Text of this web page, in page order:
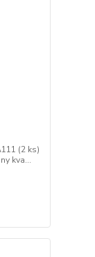
(2 ks)
kva...